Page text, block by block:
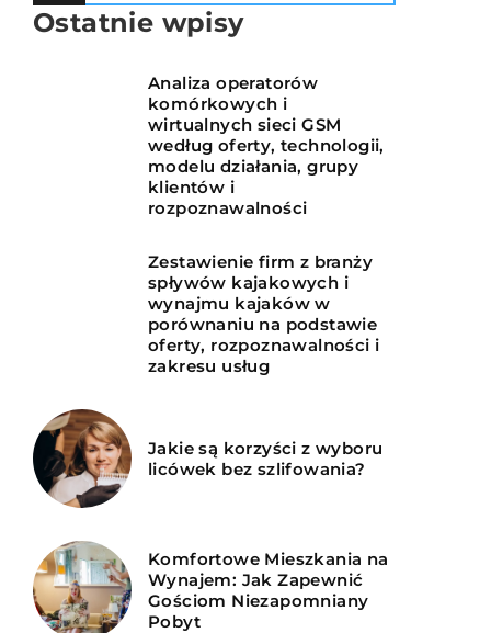
Ostatnie wpisy
Analiza operatorów
komórkowych i
wirtualnych sieci GSM
według oferty, technologii,
modelu działania, grupy
klientów i
rozpoznawalności
Zestawienie firm z branży
spływów kajakowych i
wynajmu kajaków w
porównaniu na podstawie
oferty, rozpoznawalności i
zakresu usług
Jakie są korzyści z wyboru
licówek bez szlifowania?
Komfortowe Mieszkania na
Wynajem: Jak Zapewnić
Gościom Niezapomniany
Pobyt